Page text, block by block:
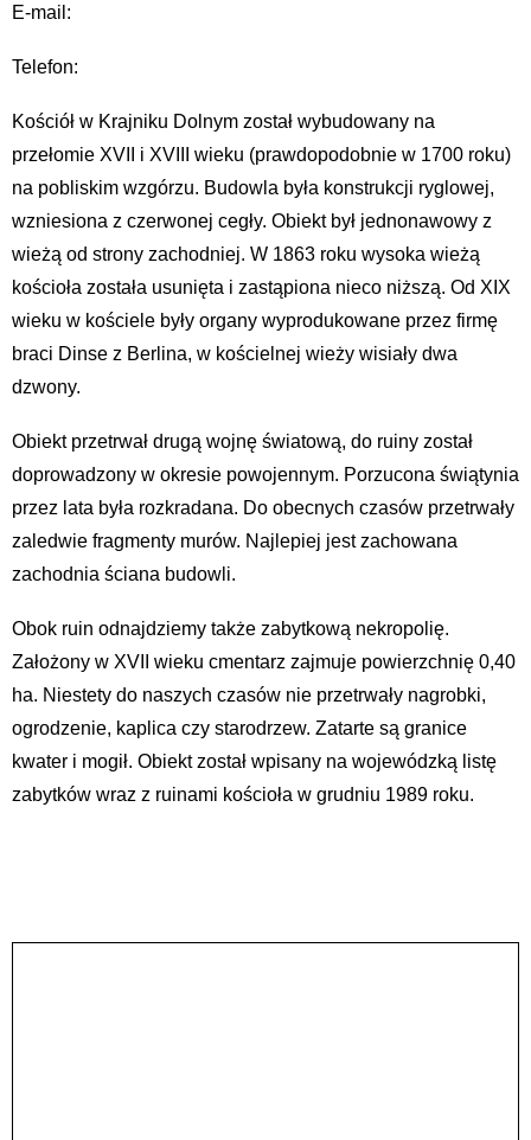
E-mail:
Telefon:
Kościół w Krajniku Dolnym został wybudowany na
przełomie XVII i XVIII wieku (prawdopodobnie w 1700 roku)
na pobliskim wzgórzu. Budowla była konstrukcji ryglowej,
wzniesiona z czerwonej cegły. Obiekt był jednonawowy z
wieżą od strony zachodniej. W 1863 roku wysoka wieżą
kościoła została usunięta i zastąpiona nieco niższą. Od XIX
wieku w kościele były organy wyprodukowane przez firmę
braci Dinse z Berlina, w kościelnej wieży wisiały dwa
dzwony.
Obiekt przetrwał drugą wojnę światową, do ruiny został
doprowadzony w okresie powojennym. Porzucona świątynia
przez lata była rozkradana. Do obecnych czasów przetrwały
zaledwie fragmenty murów. Najlepiej jest zachowana
zachodnia ściana budowli.
Obok ruin odnajdziemy także zabytkową nekropolię.
Założony w XVII wieku cmentarz zajmuje powierzchnię 0,40
ha. Niestety do naszych czasów nie przetrwały nagrobki,
ogrodzenie, kaplica czy starodrzew. Zatarte są granice
kwater i mogił. Obiekt został wpisany na wojewódzką listę
zabytków wraz z ruinami kościoła w grudniu 1989 roku.